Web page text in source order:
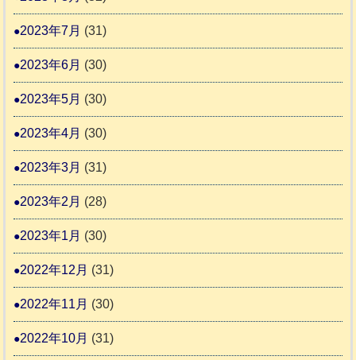
2023年7月 (31)
2023年6月 (30)
2023年5月 (30)
2023年4月 (30)
2023年3月 (31)
2023年2月 (28)
2023年1月 (30)
2022年12月 (31)
2022年11月 (30)
2022年10月 (31)